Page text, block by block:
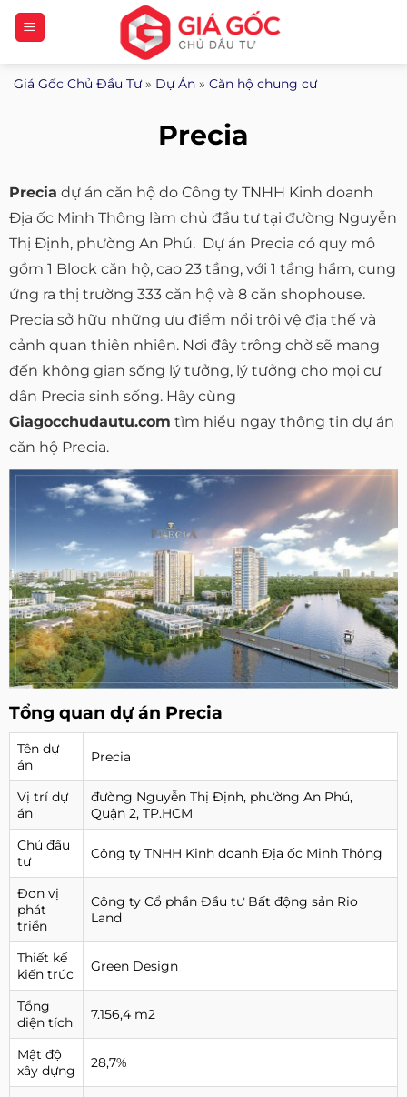
Bỏ
qua
nội
dung
Giá Gốc Chủ Đầu Tư» Dự Án » Căn hộ chung cư
Precia
Precia dự án căn hộ do Công ty TNHH Kinh doanh
Địa ốc Minh Thông làm chủ đầu tư tại đường Nguyễn
Thị Định, phường An Phú. Dự án Precia có quy mô
gồm 1 Block căn hộ, cao 23 tầng, với 1 tầng hầm, cung
ứng ra thị trường 333 căn hộ và 8 căn shophouse.
Precia sở hữu những ưu điểm nổi trội vệ địa thế và
cảnh quan thiên nhiên. Nơi đây trông chờ sẽ mang
đến không gian sống lý tưởng, lý tưởng cho mọi cư
dân Precia sinh sống. Hãy cùng
Giagocchudautu.com tìm hiểu ngay thông tin dự án
căn hộ Precia.
Tổng quan dự án Precia
Tên dự
án
Precia
Vị trí dự
án
đường Nguyễn Thị Định, phường An Phú,
Quận 2, TP.HCM
Chủ đầu
tư
Công ty TNHH Kinh doanh Địa ốc Minh Thông
Đơn vị
phát
triển
Công ty Cổ phần Đầu tư Bất động sản Rio
Land
Thiết kế
kiến trúc
Green Design
Tổng
diện tích
7.156,4 m2
Mật độ
xây dựng
28,7%